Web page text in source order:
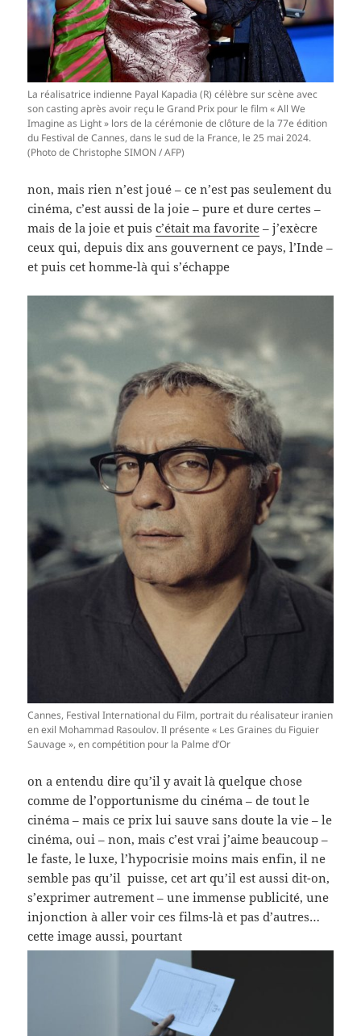
La réalisatrice indienne Payal Kapadia (R) célèbre sur scène avec
son casting après avoir reçu le Grand Prix pour le film « All We
Imagine as Light » lors de la cérémonie de clôture de la 77e édition
du Festival de Cannes, dans le sud de la France, le 25 mai 2024.
(Photo de Christophe SIMON / AFP)
non, mais rien n’est joué – ce n’est pas seulement du
cinéma, c’est aussi de la joie – pure et dure certes –
mais de la joie et puisc’était ma favorite – j’exècre
ceux qui, depuis dix ans gouvernent ce pays, l’Inde –
et puis cet homme-là qui s’échappe
Cannes, Festival International du Film, portrait du réalisateur iranien
en exil Mohammad Rasoulov. Il présente « Les Graines du Figuier
Sauvage », en compétition pour la Palme d’Or
on a entendu dire qu’il y avait là quelque chose
comme de l’opportunisme du cinéma – de tout le
cinéma – mais ce prix lui sauve sans doute la vie – le
cinéma, oui – non, mais c’est vrai j’aime beaucoup –
le faste, le luxe, l’hypocrisie moins mais enfin, il ne
semble pas qu’il puisse, cet art qu’il est aussi dit-on,
s’exprimer autrement – une immense publicité, une
injonction à aller voir ces films-là et pas d’autres…
cette image aussi, pourtant